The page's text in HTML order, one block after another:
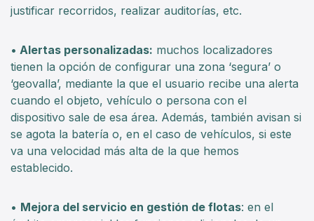
justificar recorridos, realizar auditorías, etc.
• Alertas personalizadas: muchos localizadores
tienen la opción de configurar una zona ‘segura’ o
‘geovalla’, mediante la que el usuario recibe una alerta
cuando el objeto, vehículo o persona con el
dispositivo sale de esa área. Además, también avisan si
se agota la batería o, en el caso de vehículos, si este
va una velocidad más alta de la que hemos
establecido.
• Mejora del servicio en gestión de flotas: en el